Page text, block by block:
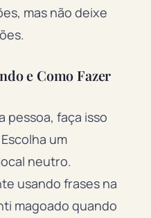
mas não deixe
e Como Fazer
pessoa, faça isso
um
neutro.
usando frases na
magoado quando